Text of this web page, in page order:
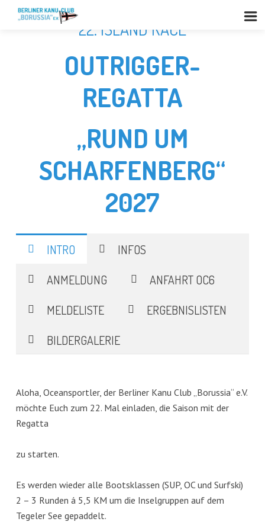
22. ISLAND RACE
OUTRIGGER-
REGATTA
„RUND UM
SCHARFENBERG“
2027
INTRO
INFOS
ANMELDUNG
ANFAHRT OC6
MELDELISTE
ERGEBNISLISTEN
BILDERGALERIE
Aloha, Oceansportler, der Berliner Kanu Club „Borussia“ e.V.
möchte Euch zum 22. Mal einladen, die Saison mit der
Regatta
zu starten.
Es werden wieder alle Bootsklassen (SUP, OC und Surfski)
2 – 3 Runden á 5,5 KM um die Inselgruppen auf dem
Tegeler See gepaddelt.